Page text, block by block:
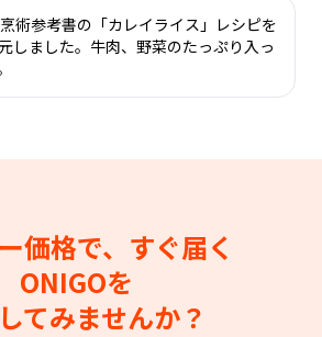
術参考書の「カレイライス」レシピを
しました。牛肉、野菜のたっぷり入っ
価格で、すぐ届く
ONIGOを
てみませんか？